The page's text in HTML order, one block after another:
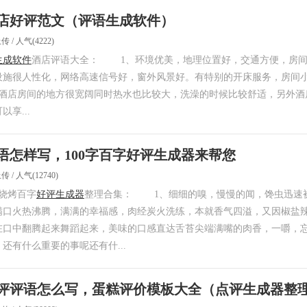
好评范文（评语生成软件）
/ 人气(4222)
成软件酒店评语大全： 1、环境优美，地理位置好，交通方便，房间
施很人性化，网络高速信号好，窗外风景好。有特别的开床服务，房
间的地方很宽阔同时热水也比较大，洗澡的时候比较舒适，另外酒
以享...
怎样写，100字百字好评生成器来帮您
/ 人气(12740)
百字好评生成器整理合集： 1、细细的嗅，慢慢的闻，馋虫迅速
口火热沸腾，满满的幸福感，肉经炭火洗练，本就香气四溢，又因椒
口中翻腾起来舞蹈起来，美味的口感直达舌苔尖端满嘴的肉香，一嚼
还有什么重要的事呢还有什...
评语怎么写，蛋糕评价模板大全（点评生成器整